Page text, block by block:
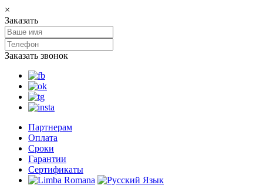
×
Заказать
Заказать звонок
Партнерам
Оплата
Сроки
Гарантии
Сертификаты